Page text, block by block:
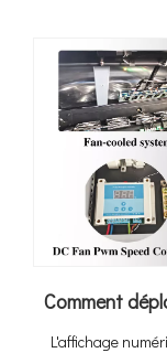
deviennent
L'affichage